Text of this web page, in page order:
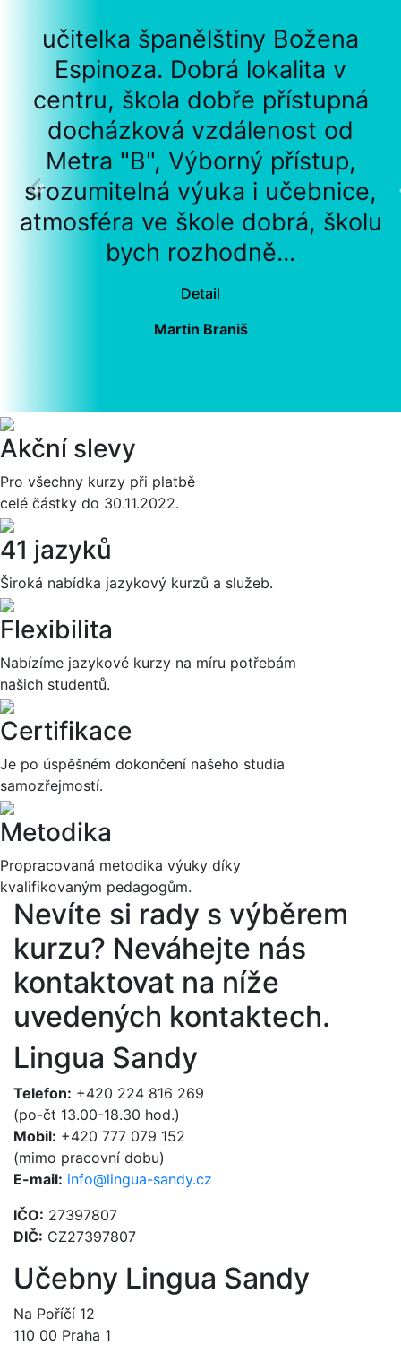
učitelka španělštiny Božena
Espinoza. Dobrá lokalita v
centru, škola dobře přístupná
docházková vzdálenost od
Metra "B", Výborný přístup,
srozumitelná výuka i učebnice,
atmosféra ve škole dobrá, školu
bych rozhodně...
Detail
Martin Braniš
Akční slevy
Pro všechny kurzy při platbě
celé částky do 30.11.2022.
41 jazyků
Široká nabídka jazykový kurzů a služeb.
Flexibilita
Nabízíme jazykové kurzy na míru potřebám
našich studentů.
Certifikace
Je po úspěšném dokončení našeho studia
samozřejmostí.
Metodika
Propracovaná metodika výuky díky
kvalifikovaným pedagogům.
Nevíte si rady s výběrem
kurzu? Neváhejte nás
kontaktovat na níže
uvedených kontaktech.
Lingua Sandy
Telefon: +420 224 816 269
(po-čt 13.00-18.30 hod.)
Mobil: +420 777 079 152
(mimo pracovní dobu)
E-mail: info@lingua-sandy.cz
IČO: 27397807
DIČ: CZ27397807
Učebny Lingua Sandy
Na Poříčí 12
110 00 Praha 1